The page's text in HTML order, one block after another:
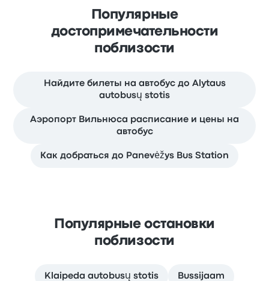
Популярные
достопримечательности
поблизости
Найдите билеты на автобус до Alytaus
autobusų stotis
Аэропорт Вильнюса расписание и цены на
автобус
Как добраться до Panevėžys Bus Station
Популярные остановки
поблизости
Klaipeda autobusų stotis Bussijaam